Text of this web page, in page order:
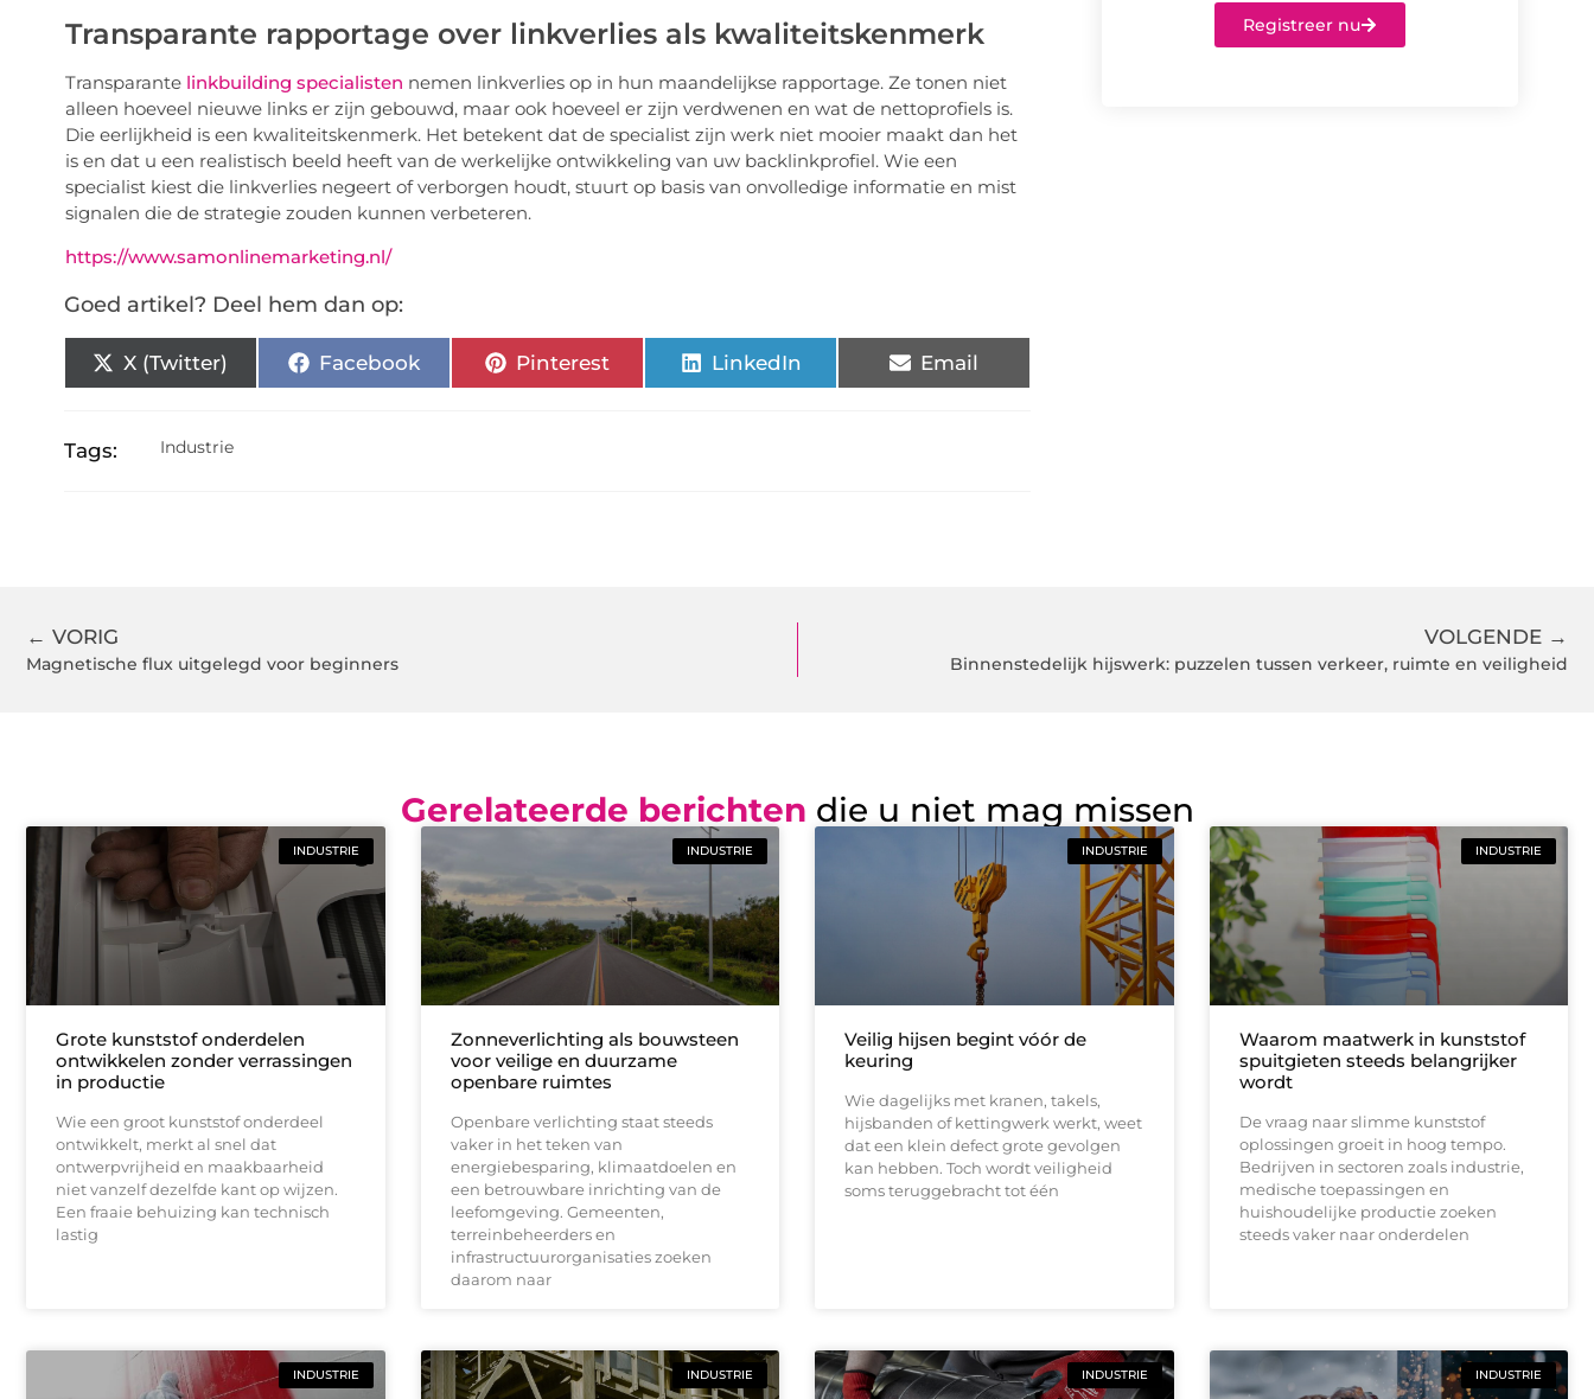
Transparante rapportage over linkverlies als kwaliteitskenmerk
Transparante linkbuilding specialisten nemen linkverlies op in hun maandelijkse rapportage. Ze tonen niet
alleen hoeveel nieuwe links er zijn gebouwd, maar ook hoeveel er zijn verdwenen en wat de nettoprofiels is.
Die eerlijkheid is een kwaliteitskenmerk. Het betekent dat de specialist zijn werk niet mooier maakt dan het
is en dat u een realistisch beeld heeft van de werkelijke ontwikkeling van uw backlinkprofiel. Wie een
specialist kiest die linkverlies negeert of verborgen houdt, stuurt op basis van onvolledige informatie en mist
signalen die de strategie zouden kunnen verbeteren.
https://www.samonlinemarketing.nl/
Goed artikel? Deel hem dan op:
X (Twitter) Facebook Pinterest LinkedIn Email
Tags: Industrie
Registreer nu
← VORIG
Magnetische flux uitgelegd voor beginners
VOLGENDE →
Binnenstedelijk hijswerk: puzzelen tussen verkeer, ruimte en veiligheid
Gerelateerde berichten die u niet mag missen
INDUSTRIE
Grote kunststof onderdelen
ontwikkelen zonder verrassingen
in productie
Wie een groot kunststof onderdeel
ontwikkelt, merkt al snel dat
ontwerpvrijheid en maakbaarheid
niet vanzelf dezelfde kant op wijzen.
Een fraaie behuizing kan technisch
lastig
INDUSTRIE
Zonneverlichting als bouwsteen
voor veilige en duurzame
openbare ruimtes
Openbare verlichting staat steeds
vaker in het teken van
energiebesparing, klimaatdoelen en
een betrouwbare inrichting van de
leefomgeving. Gemeenten,
terreinbeheerders en
infrastructuurorganisaties zoeken
daarom naar
INDUSTRIE
Veilig hijsen begint vóór de
keuring
Wie dagelijks met kranen, takels,
hijsbanden of kettingwerk werkt, weet
dat een klein defect grote gevolgen
kan hebben. Toch wordt veiligheid
soms teruggebracht tot één
INDUSTRIE
Waarom maatwerk in kunststof
spuitgieten steeds belangrijker
wordt
De vraag naar slimme kunststof
oplossingen groeit in hoog tempo.
Bedrijven in sectoren zoals industrie,
medische toepassingen en
huishoudelijke productie zoeken
steeds vaker naar onderdelen
INDUSTRIE INDUSTRIE INDUSTRIE INDUSTRIE